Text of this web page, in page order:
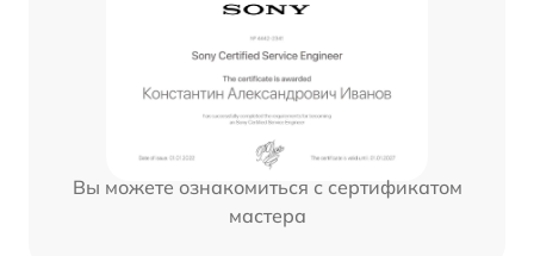
Вы можете ознакомиться с сертификатом
мастера